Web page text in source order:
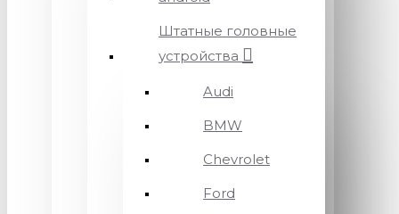
Штатные головные
устройства
Audi
BMW
Chevrolet
Ford